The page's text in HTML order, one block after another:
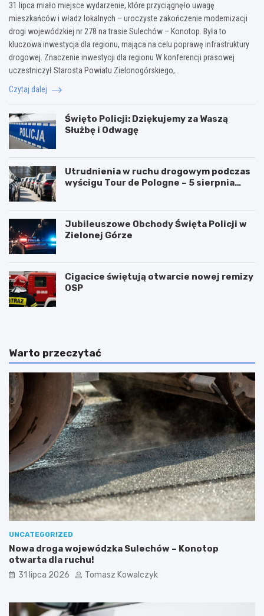
31 lipca miało miejsce wydarzenie, które przyciągnęło uwagę
mieszkańców i władz lokalnych – uroczyste zakończenie modernizacji
drogi wojewódzkiej nr 278 na trasie Sulechów – Konotop. Była to
kluczowa inwestycja dla regionu, mająca na celu poprawę infrastruktury
drogowej. Znaczenie inwestycji dla regionu W konferencji prasowej
uczestniczył Starosta Powiatu Zielonogórskiego,…
Czytaj dalej
Święto Policji: Dziękujemy za Waszą
Służbę i Odwagę
Utrudnienia w ruchu drogowym podczas
wyścigu Tour de Pologne – 5 sierpnia
Jubileuszowe Obchody Święta Policji w
Zielonej Górze
Cigacice świętują otwarcie nowej remizy
OSP
Warto przeczytać
UNCATEGORIZED
Nowa droga wojewódzka Sulechów – Konotop
otwarta dla ruchu!
31 lipca 2026 Tomasz Kowalczyk